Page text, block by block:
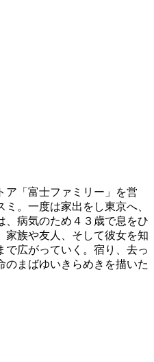
ア「富士ファミリー」を営
。一度は家出をし東京へ、
、病気のため４３歳で息をひ
家族や友人、そして彼女を知
で広がっていく。宿り、去っ
のまばゆいきらめきを描いた